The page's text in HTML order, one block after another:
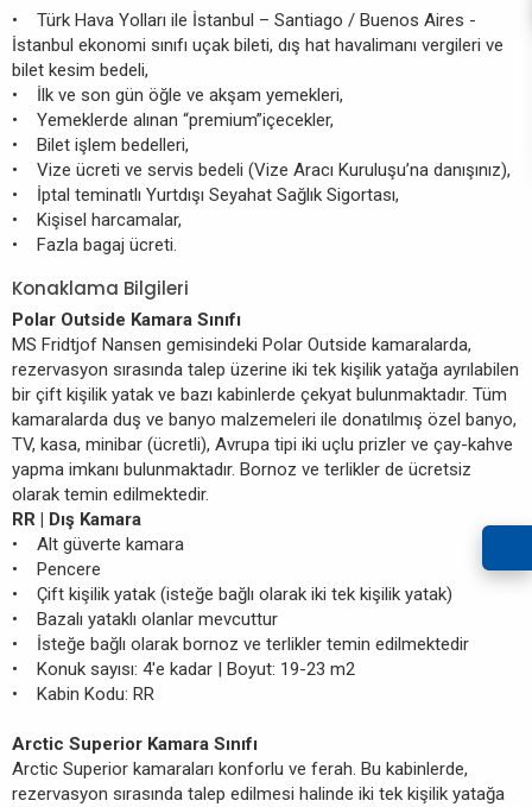
• Türk Hava Yolları ile İstanbul – Santiago / Buenos Aires -
İstanbul ekonomi sınıfı uçak bileti, dış hat havalimanı vergileri ve
bilet kesim bedeli,
• İlk ve son gün öğle ve akşam yemekleri,
• Yemeklerde alınan “premium”içecekler,
• Bilet işlem bedelleri,
• Vize ücreti ve servis bedeli (Vize Aracı Kuruluşu’na danışınız),
• İptal teminatlı Yurtdışı Seyahat Sağlık Sigortası,
• Kişisel harcamalar,
• Fazla bagaj ücreti.
Konaklama Bilgileri
Polar Outside Kamara Sınıfı
MS Fridtjof Nansen gemisindeki Polar Outside kamaralarda,
rezervasyon sırasında talep üzerine iki tek kişilik yatağa ayrılabilen
bir çift kişilik yatak ve bazı kabinlerde çekyat bulunmaktadır. Tüm
kamaralarda duş ve banyo malzemeleri ile donatılmış özel banyo,
TV, kasa, minibar (ücretli), Avrupa tipi iki uçlu prizler ve çay-kahve
yapma imkanı bulunmaktadır. Bornoz ve terlikler de ücretsiz
olarak temin edilmektedir.
RR | Dış Kamara
• Alt güverte kamara
• Pencere
• Çift kişilik yatak (isteğe bağlı olarak iki tek kişilik yatak)
• Bazalı yataklı olanlar mevcuttur
• İsteğe bağlı olarak bornoz ve terlikler temin edilmektedir
• Konuk sayısı: 4'e kadar | Boyut: 19-23 m2
• Kabin Kodu: RR
Arctic Superior Kamara Sınıfı
Arctic Superior kamaraları konforlu ve ferah. Bu kabinlerde,
rezervasyon sırasında talep edilmesi halinde iki tek kişilik yatağa